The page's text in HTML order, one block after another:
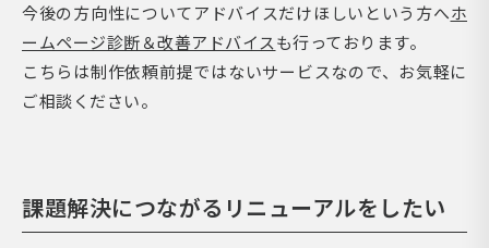
今後の方向性についてアドバイスだけほしいという方へホ
ームページ診断＆改善アドバイスも行っております。
こちらは制作依頼前提ではないサービスなので、お気軽に
ご相談ください。
課題解決につながるリニューアルをしたい